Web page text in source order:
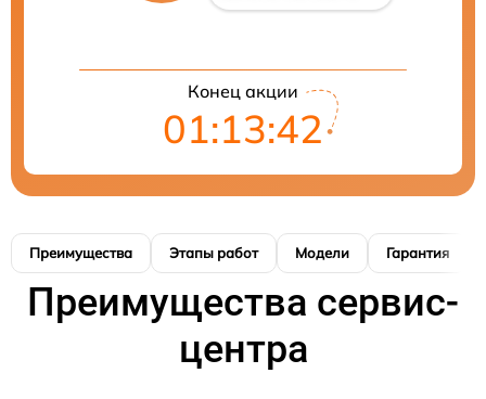
Конец акции
01:13:41
Преимущества Этапы работ Модели Гарантия
Преимущества сервис-
центра